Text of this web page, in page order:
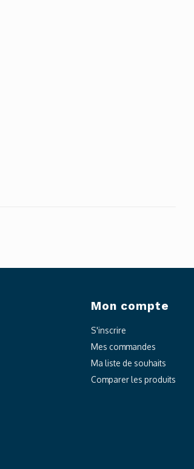
Mon compte
S'inscrire
Mes commandes
Ma liste de souhaits
Comparer les produits